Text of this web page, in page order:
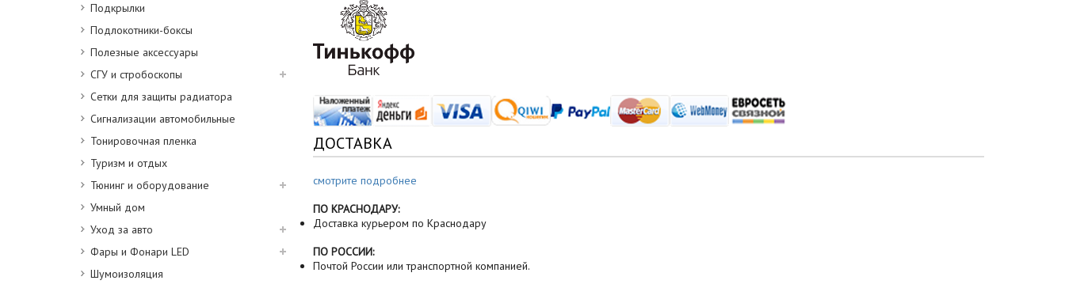
Подкрылки
Подлокотники-боксы
Полезные аксессуары
СГУ и стробоскопы
Сетки для защиты радиатора
Сигнализации автомобильные
Тонировочная пленка
Туризм и отдых
Тюнинг и оборудование
Умный дом
Уход за авто
Фары и Фонари LED
Шумоизоляция
ДОСТАВКА
смотрите подробнее
ПО КРАСНОДАРУ:
Доставка курьером по Краснодару
ПО РОССИИ:
Почтой России или транспортной компанией.